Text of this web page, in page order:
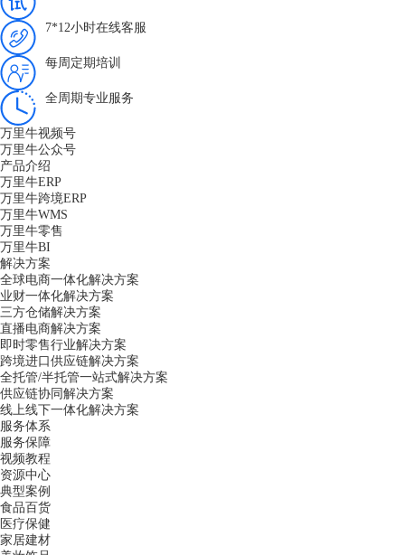
7*12小时在线客服
每周定期培训
全周期专业服务
万里牛视频号
万里牛公众号
产品介绍
万里牛ERP
万里牛跨境ERP
万里牛WMS
万里牛零售
万里牛BI
解决方案
全球电商一体化解决方案
业财一体化解决方案
三方仓储解决方案
直播电商解决方案
即时零售行业解决方案
跨境进口供应链解决方案
全托管/半托管一站式解决方案
供应链协同解决方案
线上线下一体化解决方案
服务体系
服务保障
视频教程
资源中心
典型案例
食品百货
医疗保健
家居建材